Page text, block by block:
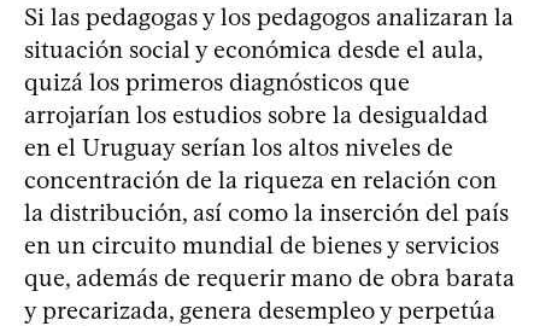
Si las pedagogas y los pedagogos analizaran la
situación social y económica desde el aula,
quizá los primeros diagnósticos que
arrojarían los estudios sobre la desigualdad
en el Uruguay serían los altos niveles de
concentración de la riqueza en relación con
la distribución, así como la inserción del país
en un circuito mundial de bienes y servicios
que, además de requerir mano de obra barata
y precarizada, genera desempleo y perpetúa